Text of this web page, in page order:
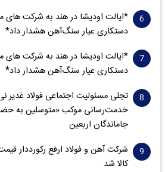
*ایالت اودیشا در هند به شرکت های
دستکاری عیار سنگ‌آهن هشدار داد*
*ایالت اودیشا در هند به شرکت های
دستکاری عیار سنگ‌آهن هشدار داد*
تجلی مسئولیت اجتماعی فولاد غدیر
خدمت‌رسانی موکب «متوسلین به
جاماندگان اربعین
شرکت آهن و فولاد ارفع رکورددار
کالا شد